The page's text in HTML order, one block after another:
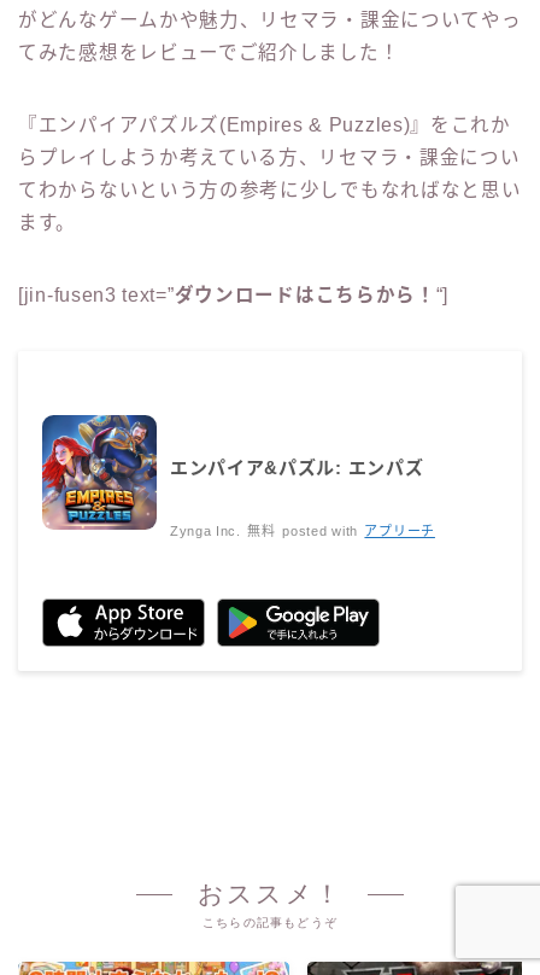
がどんなゲームかや魅力、リセマラ・課金についてやっ
てみた感想をレビューでご紹介しました！
『エンパイアパズルズ(Empires & Puzzles)』をこれか
らプレイしようか考えている方、リセマラ・課金につい
てわからないという方の参考に少しでもなればなと思い
ます。
[jin-fusen3 text=”ダウンロードはこちらから！ “]
エンパイア&パズル: エンパズ
Zynga Inc. 無料 posted with アプリーチ
おススメ！
こちらの記事もどうぞ